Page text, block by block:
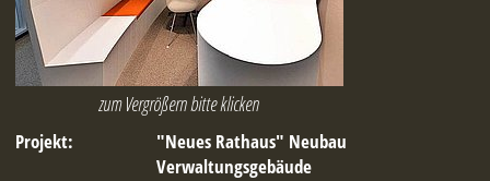
zum Vergrößern bitte klicken
Projekt:
"Neues Rathaus" Neubau
Verwaltungsgebäude